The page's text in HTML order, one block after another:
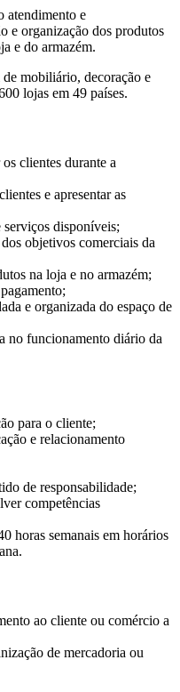
atendimento e
e organização dos produtos
e do armazém.
mobiliário, decoração e
lojas em 49 países.
clientes durante a
e apresentar as
disponíveis;
objetivos comerciais da
na loja e no armazém;
e organizada do espaço de
no funcionamento diário da
para o cliente;
e relacionamento
de responsabilidade;
competências
horas semanais em horários
ao cliente ou comércio a
de mercadoria ou